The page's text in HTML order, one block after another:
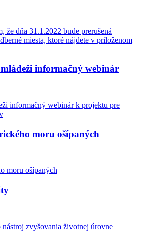
že dňa 31.1.2022 bude prerušená
miesta, ktoré nájdete v priloženom
informačný webinár
informačný webinár k projektu pre
moru ošípaných
moru ošípaných
zvyšovania životnej úrovne